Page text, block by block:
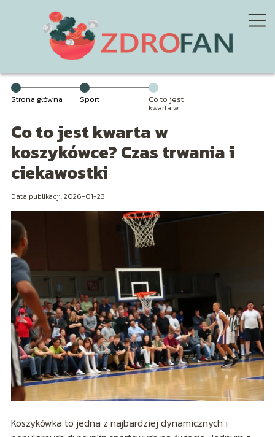
Strona główna Sport Co to jest
kwarta w
ciekawostki
Co to jest kwarta w
koszykówce? Czas trwania i
ciekawostki
Data publikacji: 2026-01-23
Koszykówka to jedna z najbardziej dynamicznych i